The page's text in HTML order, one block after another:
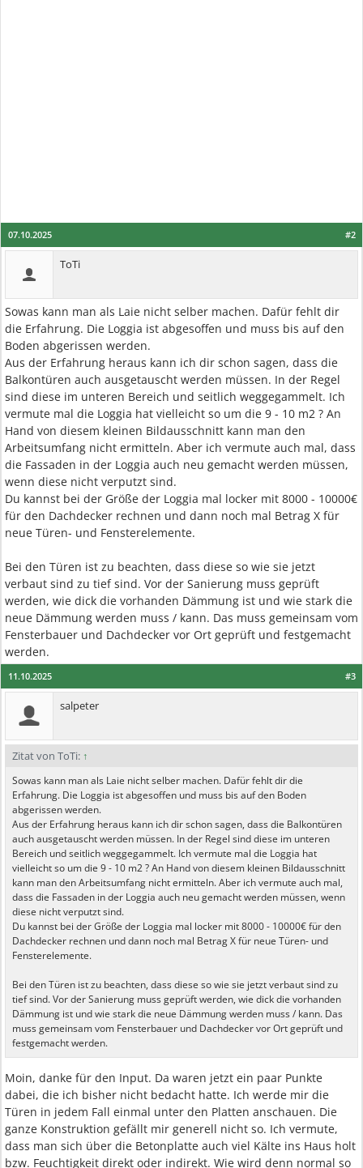
#2
07.10.2025
ToTi
Sowas kann man als Laie nicht selber machen. Dafür fehlt dir
die Erfahrung. Die Loggia ist abgesoffen und muss bis auf den
Boden abgerissen werden.
Aus der Erfahrung heraus kann ich dir schon sagen, dass die
Balkontüren auch ausgetauscht werden müssen. In der Regel
sind diese im unteren Bereich und seitlich weggegammelt. Ich
vermute mal die Loggia hat vielleicht so um die 9 - 10 m2 ? An
Hand von diesem kleinen Bildausschnitt kann man den
Arbeitsumfang nicht ermitteln. Aber ich vermute auch mal, dass
die Fassaden in der Loggia auch neu gemacht werden müssen,
wenn diese nicht verputzt sind.
Du kannst bei der Größe der Loggia mal locker mit 8000 - 10000€
für den Dachdecker rechnen und dann noch mal Betrag X für
neue Türen- und Fensterelemente.
Bei den Türen ist zu beachten, dass diese so wie sie jetzt
verbaut sind zu tief sind. Vor der Sanierung muss geprüft
werden, wie dick die vorhanden Dämmung ist und wie stark die
neue Dämmung werden muss / kann. Das muss gemeinsam vom
Fensterbauer und Dachdecker vor Ort geprüft und festgemacht
werden.
#3
11.10.2025
salpeter
Zitat von ToTi: ↑
Sowas kann man als Laie nicht selber machen. Dafür fehlt dir die
Erfahrung. Die Loggia ist abgesoffen und muss bis auf den Boden
abgerissen werden.
Aus der Erfahrung heraus kann ich dir schon sagen, dass die Balkontüren
auch ausgetauscht werden müssen. In der Regel sind diese im unteren
Bereich und seitlich weggegammelt. Ich vermute mal die Loggia hat
vielleicht so um die 9 - 10 m2 ? An Hand von diesem kleinen Bildausschnitt
kann man den Arbeitsumfang nicht ermitteln. Aber ich vermute auch mal,
dass die Fassaden in der Loggia auch neu gemacht werden müssen, wenn
diese nicht verputzt sind.
Du kannst bei der Größe der Loggia mal locker mit 8000 - 10000€ für den
Dachdecker rechnen und dann noch mal Betrag X für neue Türen- und
Fensterelemente.
Bei den Türen ist zu beachten, dass diese so wie sie jetzt verbaut sind zu
tief sind. Vor der Sanierung muss geprüft werden, wie dick die vorhanden
Dämmung ist und wie stark die neue Dämmung werden muss / kann. Das
muss gemeinsam vom Fensterbauer und Dachdecker vor Ort geprüft und
festgemacht werden.
Moin, danke für den Input. Da waren jetzt ein paar Punkte
dabei, die ich bisher nicht bedacht hatte. Ich werde mir die
Türen in jedem Fall einmal unter den Platten anschauen. Die
ganze Konstruktion gefällt mir generell nicht so. Ich vermute,
dass man sich über die Betonplatte auch viel Kälte ins Haus holt
bzw. Feuchtigkeit direkt oder indirekt. Wie wird denn normal so